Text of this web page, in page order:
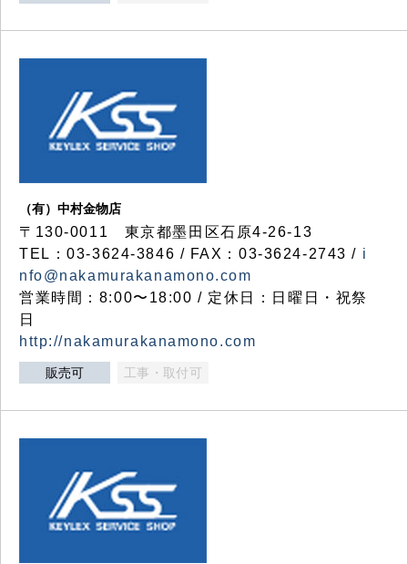
（有）中村金物店
〒130-0011 東京都墨田区石原4-26-13
TEL：03-3624-3846 / FAX：03-3624-2743 / i
nfo@nakamurakanamono.com
営業時間：8:00〜18:00 / 定休日：日曜日・祝祭
日
http://nakamurakanamono.com
販売可 工事・取付可